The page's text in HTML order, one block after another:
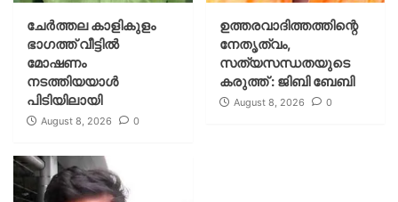
ചേർത്തല കാളികുളം
ഭാഗത്ത് വീട്ടിൽ
മോഷണം
നടത്തിയയാൾ
പിടിയിലായി
August 8, 2026 0
ഉത്തരവാദിത്തത്തിന്റെ
നേതൃത്വം,
സത്യസന്ധതയുടെ
കരുത്ത് : ജിബി ബേബി
August 8, 2026 0